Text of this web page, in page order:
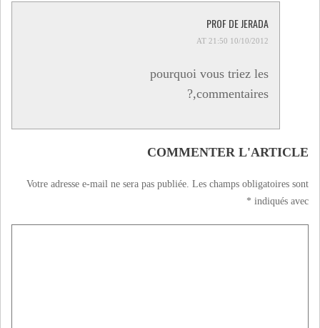
PROF DE JERADA
10/10/2012 AT 21:50
pourquoi vous triez les
commentaires,?
COMMENTER L'ARTICLE
Votre adresse e-mail ne sera pas publiée. Les champs obligatoires sont
indiqués avec
*